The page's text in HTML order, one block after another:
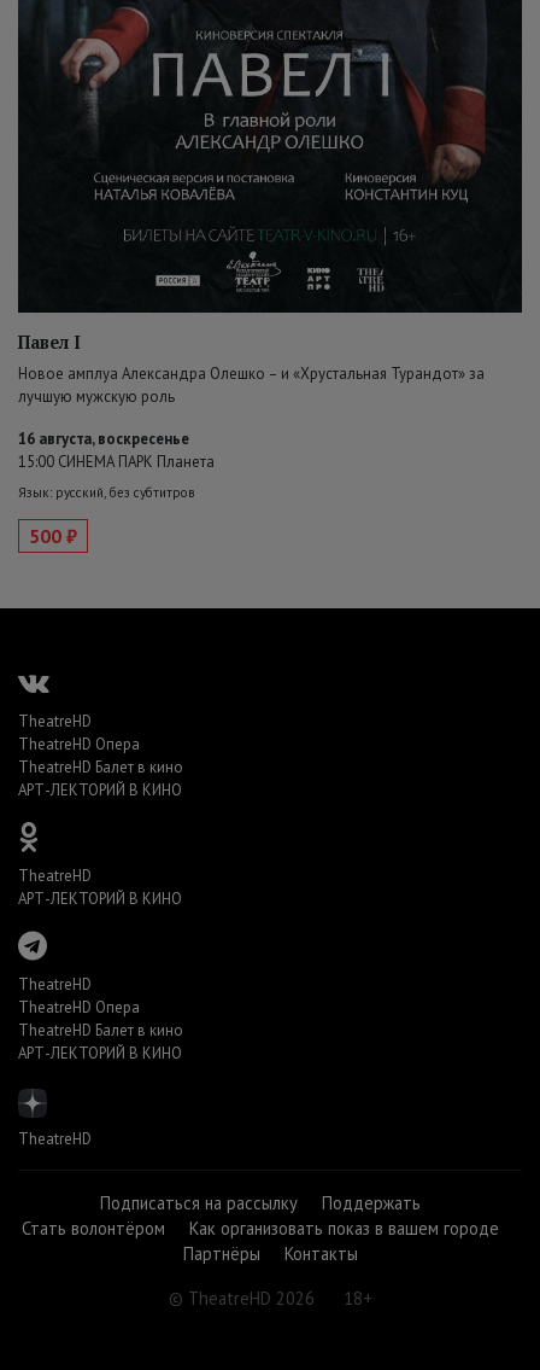
Павел I
Новое амплуа Александра Олешко – и «Хрустальная Турандот» за
лучшую мужскую роль
16 августа, воскресенье
15:00 СИНЕМА ПАРК Планета
Язык: русский, без субтитров
500 ₽
TheatreHD
TheatreHD Опера
TheatreHD Балет в кино
АРТ-ЛЕКТОРИЙ В КИНО
TheatreHD
АРТ-ЛЕКТОРИЙ В КИНО
TheatreHD
TheatreHD Опера
TheatreHD Балет в кино
АРТ-ЛЕКТОРИЙ В КИНО
TheatreHD
Подписаться на рассылку
Поддержать
Стать волонтёром
Как организовать показ в вашем городе
Партнёры
Контакты
© TheatreHD 2026
18+